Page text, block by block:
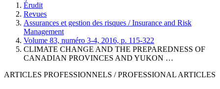
Érudit
Revues
Assurances et gestion des risques / Insurance and Risk
Management
Volume 83, numéro 3-4, 2016, p. 115-322
CLIMATE CHANGE AND THE PREPAREDNESS OF
CANADIAN PROVINCES AND YUKON …
ARTICLES PROFESSIONNELS / PROFESSIONAL ARTICLES